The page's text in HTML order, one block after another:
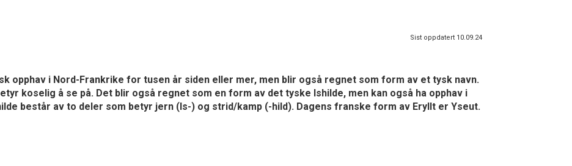
Sist oppdatert 10.09.24
opphav i Nord-Frankrike for tusen år siden eller mer, men blir også regnet som form av et tysk navn.
koselig å se på. Det blir også regnet som en form av det tyske Ishilde, men kan også ha opphav i
består av to deler som betyr jern (Is-) og strid/kamp (-hild). Dagens franske form av Eryllt er Yseut.